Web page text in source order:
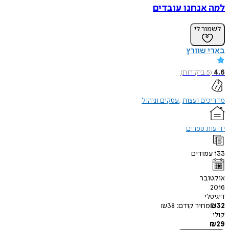
למה אנחנו עובדים
לשמור לי
בארי שוורץ
4.6
(
5ביקורות)
מדריכים ועצות עסקים וניהול
ידיעות ספרים
133עמודים
אוקטובר
2016
דיגיטלי
₪32 מחיר קודם: ₪38
קולי
₪29